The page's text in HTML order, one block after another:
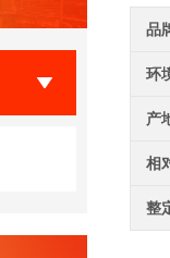
品
环
产
相
整